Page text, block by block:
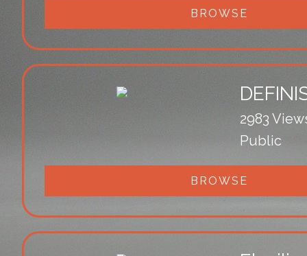
BROWSE
2983
Public
BROWSE